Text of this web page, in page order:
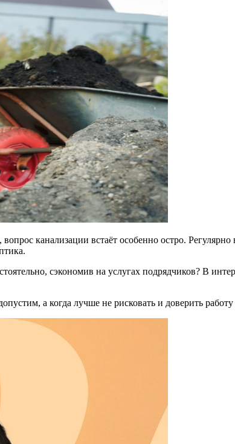
канализации встаёт особенно остро.
сэкономив на услугах подрядчиков? В
а когда лучше не рисковать и доверить